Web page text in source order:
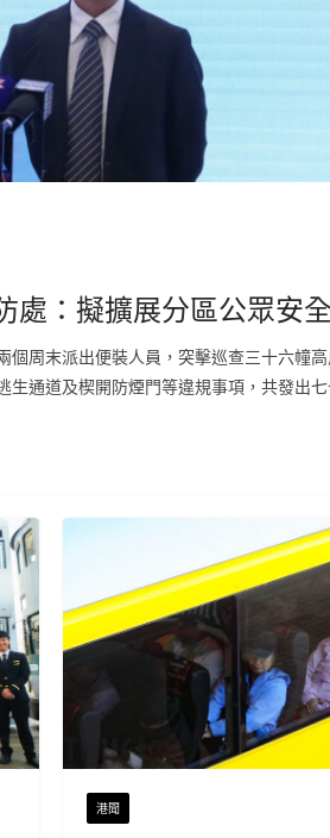
處：擬擴展分區公眾安
周末派出便裝人員，突擊巡查三十六幢
通道及楔開防煙門等違規事項，共發出
港聞